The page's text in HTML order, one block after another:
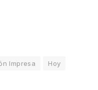
Impresa Hoy